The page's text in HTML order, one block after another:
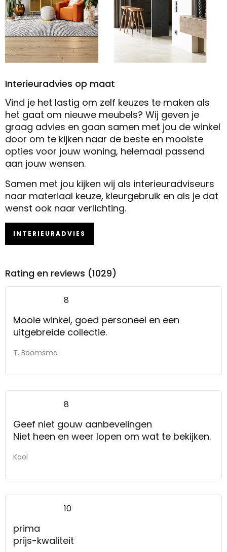
Interieuradvies op maat
Vind je het lastig om zelf keuzes te maken als
het gaat om nieuwe meubels? Wij geven je
graag advies en gaan samen met jou de winkel
door om te kijken naar de beste en mooiste
opties voor jouw woning, helemaal passend
aan jouw wensen.
Samen met jou kijken wij als interieuradviseurs
naar materiaal keuze, kleurgebruik en als je dat
wenst ook naar verlichting.
INTERIEURADVIES
Rating en reviews (1029)
8
Mooie winkel, goed personeel en een
uitgebreide collectie.
T. Boomsma
8
Geef niet gouw aanbevelingen
Niet heen en weer lopen om wat te bekijken.
Kool
10
prima
prijs-kwaliteit